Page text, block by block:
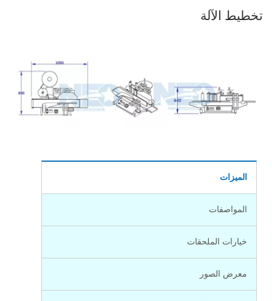
تخطيط الآلة
الميزات
المواصفات
خيارات الملحقات
معرض الصور